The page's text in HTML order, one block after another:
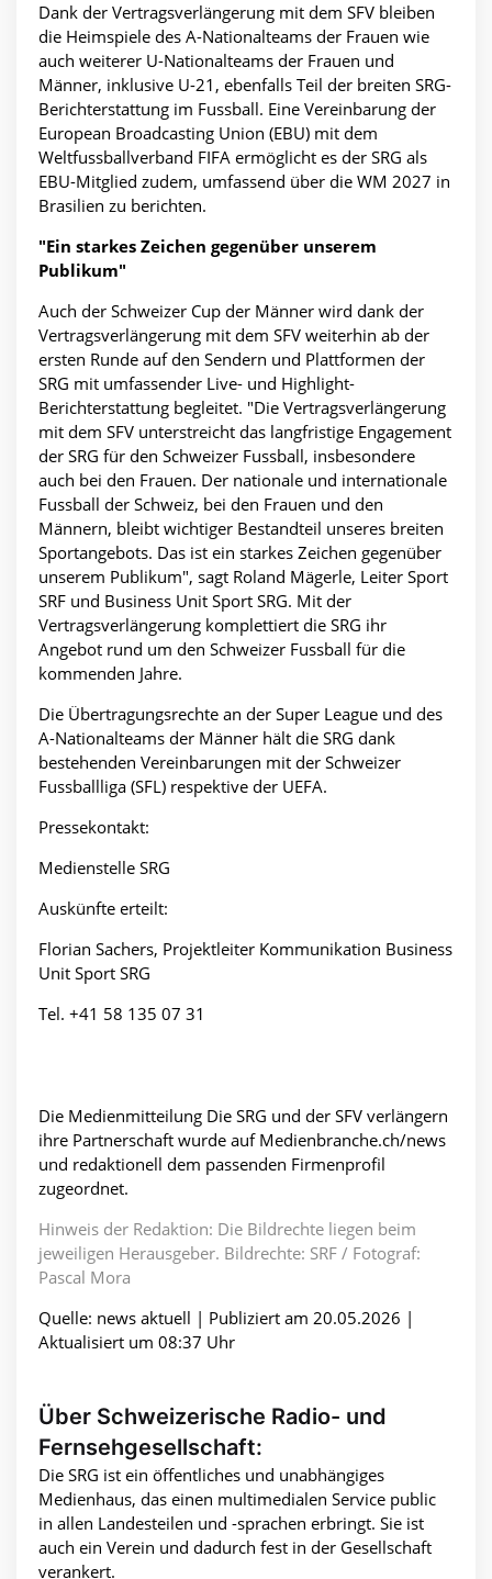
Dank der Vertragsverlängerung mit dem SFV bleiben
die Heimspiele des A-Nationalteams der Frauen wie
auch weiterer U-Nationalteams der Frauen und
Männer, inklusive U-21, ebenfalls Teil der breiten SRG-
Berichterstattung im Fussball. Eine Vereinbarung der
European Broadcasting Union (EBU) mit dem
Weltfussballverband FIFA ermöglicht es der SRG als
EBU-Mitglied zudem, umfassend über die WM 2027 in
Brasilien zu berichten.
"Ein starkes Zeichen gegenüber unserem
Publikum"
Auch der Schweizer Cup der Männer wird dank der
Vertragsverlängerung mit dem SFV weiterhin ab der
ersten Runde auf den Sendern und Plattformen der
SRG mit umfassender Live- und Highlight-
Berichterstattung begleitet. "Die Vertragsverlängerung
mit dem SFV unterstreicht das langfristige Engagement
der SRG für den Schweizer Fussball, insbesondere
auch bei den Frauen. Der nationale und internationale
Fussball der Schweiz, bei den Frauen und den
Männern, bleibt wichtiger Bestandteil unseres breiten
Sportangebots. Das ist ein starkes Zeichen gegenüber
unserem Publikum", sagt Roland Mägerle, Leiter Sport
SRF und Business Unit Sport SRG. Mit der
Vertragsverlängerung komplettiert die SRG ihr
Angebot rund um den Schweizer Fussball für die
kommenden Jahre.
Die Übertragungsrechte an der Super League und des
A-Nationalteams der Männer hält die SRG dank
bestehenden Vereinbarungen mit der Schweizer
Fussballliga (SFL) respektive der UEFA.
Pressekontakt:
Medienstelle SRG
Auskünfte erteilt:
Florian Sachers, Projektleiter Kommunikation Business
Unit Sport SRG
Tel. +41 58 135 07 31
Die Medienmitteilung Die SRG und der SFV verlängern
ihre Partnerschaft wurde auf Medienbranche.ch/news
und redaktionell dem passenden Firmenprofil
zugeordnet.
Hinweis der Redaktion: Die Bildrechte liegen beim
jeweiligen Herausgeber. Bildrechte: SRF / Fotograf:
Pascal Mora
Quelle: news aktuell | Publiziert am 20.05.2026 |
Aktualisiert um 08:37 Uhr
Über Schweizerische Radio- und
Fernsehgesellschaft:
Die SRG ist ein öffentliches und unabhängiges
Medienhaus, das einen multimedialen Service public
in allen Landesteilen und -sprachen erbringt. Sie ist
auch ein Verein und dadurch fest in der Gesellschaft
verankert.